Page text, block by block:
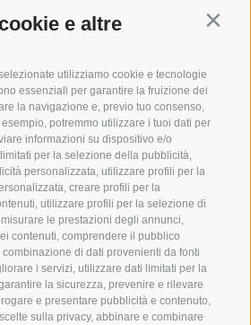
e altre
utilizziamo cookie e tecnologie
essenziali per garantire la fruizione dei
la navigazione e, previo tuo consenso,
potremmo utilizzare i tuoi dati per
informazioni su dispositivo e/o
per la selezione della pubblicità,
personalizzata, utilizzare profili per la
creare profili per la
utilizzare profili per la selezione di
le prestazioni degli annunci,
contenuti, comprendere il pubblico
di dati provenienti da fonti
i servizi, utilizzare dati limitati per la
la sicurezza, prevenire e rilevare
e presentare pubblicità e contenuto,
sulla privacy, abbinare e combinare
privati
e scopri tutte le offerte, i nuovi
dell’Alto Adige per primo!
- infatti l’Alto Adige autentico dal
dei nostri affittacamere privati.